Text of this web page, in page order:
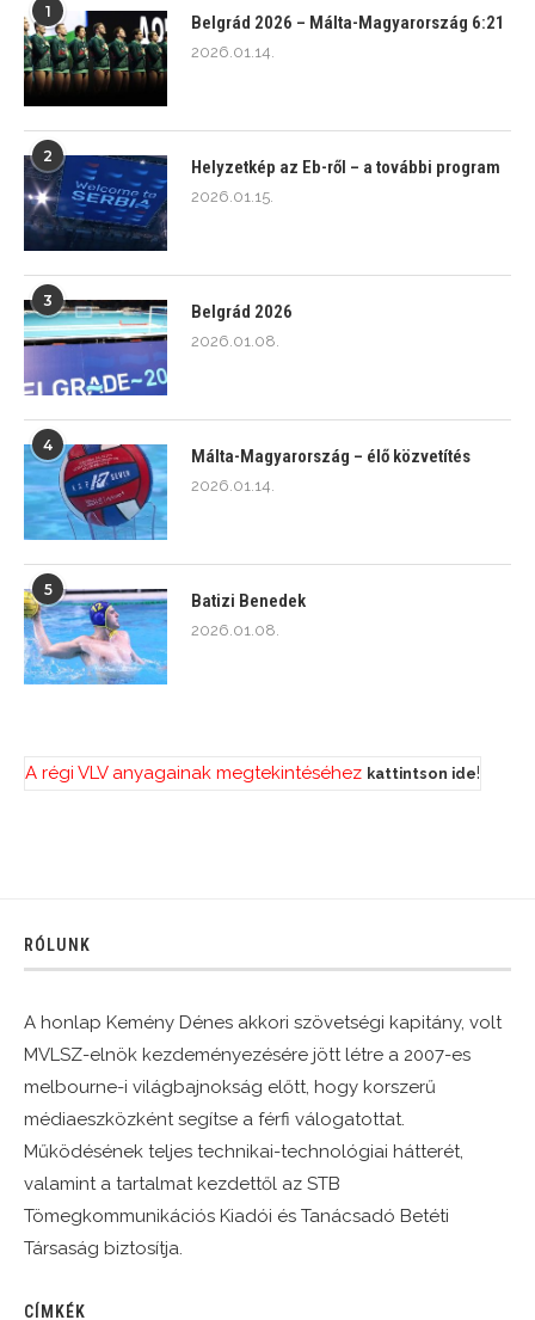
1
Belgrád 2026 – Málta-Magyarország 6:21
2026.01.14.
2
Helyzetkép az Eb-ről – a további program
2026.01.15.
3
Belgrád 2026
2026.01.08.
4
Málta-Magyarország – élő közvetítés
2026.01.14.
5
Batizi Benedek
2026.01.08.
A régi VLV anyagainak megtekintéséhez kattintson ide!
RÓLUNK
A honlap Kemény Dénes akkori szövetségi kapitány, volt
MVLSZ-elnök kezdeményezésére jött létre a 2007-es
melbourne-i világbajnokság előtt, hogy korszerű
médiaeszközként segítse a férfi válogatottat.
Működésének teljes technikai-technológiai hátterét,
valamint a tartalmat kezdettől az STB
Tömegkommunikációs Kiadói és Tanácsadó Betéti
Társaság biztosítja.
CÍMKÉK